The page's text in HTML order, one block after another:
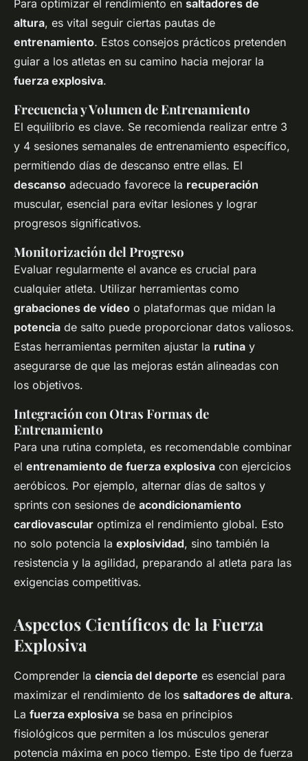
Para optimizar el rendimiento en saltadores de
altura, es vital seguir ciertas pautas de
entrenamiento. Estos consejos prácticos pretenden
guiar a los atletas en su camino hacia mejorar la
fuerza explosiva.
Frecuencia y Volumen de Entrenamiento
El equilibrio es clave. Se recomienda realizar entre 3
y 4 sesiones semanales de entrenamiento específico,
permitiendo días de descanso entre ellas. El
descanso adecuado favorece la recuperación
muscular, esencial para evitar lesiones y lograr
progresos significativos.
Monitorización del Progreso
Evaluar regularmente el avance es crucial para
cualquier atleta. Utilizar herramientas como
grabaciones de vídeo o plataformas que midan la
potencia de salto puede proporcionar datos valiosos.
Estas herramientas permiten ajustar la rutina y
asegurarse de que las mejoras están alineadas con
los objetivos.
Integración con Otras Formas de
Entrenamiento
Para una rutina completa, es recomendable combinar
el entrenamiento de fuerza explosiva con ejercicios
aeróbicos. Por ejemplo, alternar días de saltos y
sprints con sesiones de acondicionamiento
cardiovascular optimiza el rendimiento global. Esto
no solo potencia la explosividad, sino también la
resistencia y la agilidad, preparando al atleta para las
exigencias competitivas.
Aspectos Científicos de la Fuerza
Explosiva
Comprender la ciencia del deporte es esencial para
maximizar el rendimiento de los saltadores de altura.
La fuerza explosiva se basa en principios
fisiológicos que permiten a los músculos generar
potencia máxima en poco tiempo. Este tipo de fuerza